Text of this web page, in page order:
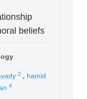
beliefs
2 , hamid
4